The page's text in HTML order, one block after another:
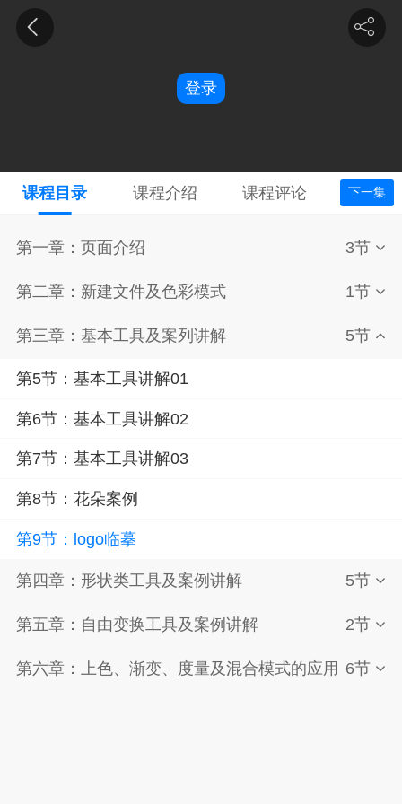
登录
下一集
课程目录 课程介绍 课程评论
第一章：页面介绍 3节
第二章：新建文件及色彩模式 1节
第三章：基本工具及案列讲解 5节
第5节：基本工具讲解01
第6节：基本工具讲解02
第7节：基本工具讲解03
第8节：花朵案例
第9节：logo临摹
第四章：形状类工具及案例讲解 5节
第五章：自由变换工具及案例讲解 2节
第六章：上色、渐变、度量及混合模式的应用 6节